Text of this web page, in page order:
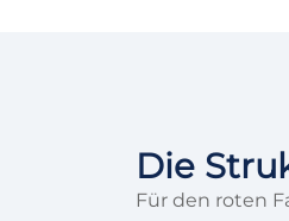
Die
Für den roten